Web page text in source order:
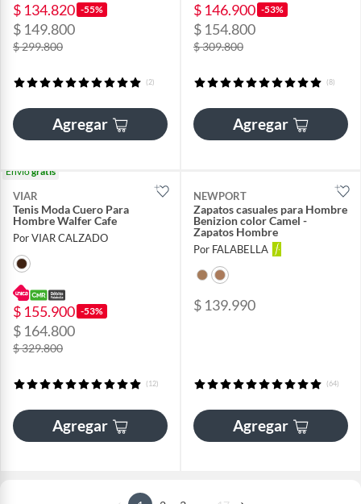
$ 134.820 -55%
$ 149.800
$ 299.800
(2)
Agregar
$ 146.900 -53%
$ 154.800
$ 309.800
(8)
Agregar
Envíogratis
VIAR
Tenis Moda Cuero Para
Hombre Walfer Cafe
Por VIAR CALZADO
$ 155.900 -53%
$ 164.800
$ 329.800
(12)
Agregar
NEWPORT
Zapatos casuales para Hombre
Benizion color Camel -
Zapatos Hombre
Por FALABELLA
$ 139.990
(64)
Agregar